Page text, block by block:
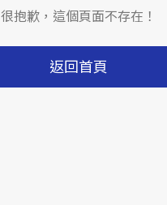
很抱歉，這個頁面不存在！
返回首頁